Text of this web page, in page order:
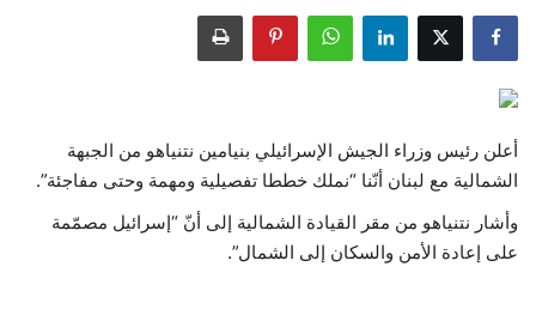
اقتصاد
رياضة
فيديو
أعلن رئيس وزراء الجيش الإسرائيلي بنيامين نتنياهو من الجبهة
الشمالية مع لبنان أنّنا “نملك خططا تفصيلية ومهمة وحتى مفاجئة”.
وأشار نتنياهو من مقر القيادة الشمالية إلى أنّ “إسرائيل مصمّمة
على إعادة الأمن والسكان إلى الشمال”.